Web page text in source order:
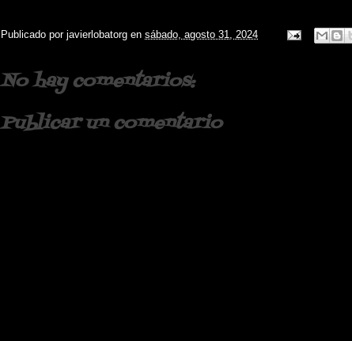
Publicado por javierlobatorg en sábado, agosto 31, 2024
No hay comentarios:
Publicar un comentario